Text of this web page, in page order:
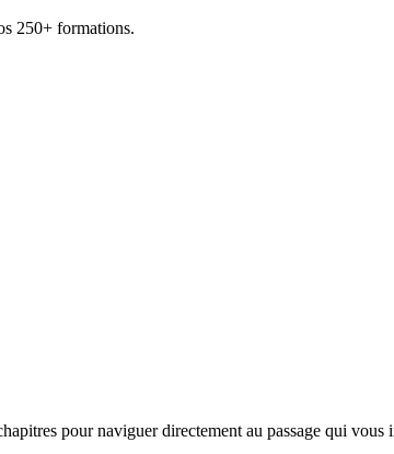
250+ formations.
pour naviguer directement au passage qui vous